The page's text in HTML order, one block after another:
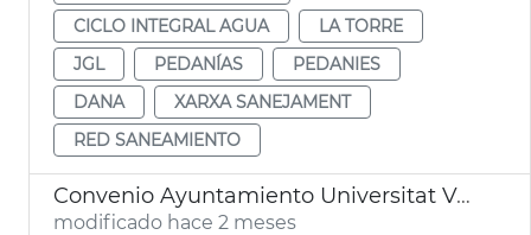
CICLO INTEGRAL AGUA
LA TORRE
JGL
PEDANÍAS
PEDANIES
DANA
XARXA SANEJAMENT
RED SANEAMIENTO
Convenio Ayuntamiento Universitat València Cátedra Mesval
modificado hace 2 meses